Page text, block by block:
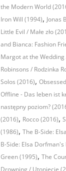
the Modern World
Iron Will (1994), Jonas
Little Evil / Małe zło
and Bianca: Fashion
Margot at the
Robinsons / Rodzinka
Solos (2016),
Offline - Das leben ist
następny poziom?
(2016), Rocco (2016),
(1986),The B-Side:
B-Side: Elsa
Green (1995),The